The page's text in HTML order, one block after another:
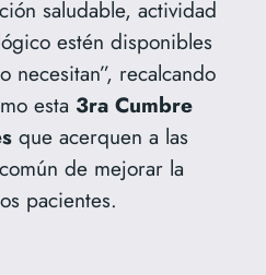
saludable, actividad
estén disponibles
necesitan”, recalcando
esta 3ra Cumbre
que acerquen a las
de mejorar la
pacientes.